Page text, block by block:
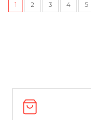
1 2 3 4 5